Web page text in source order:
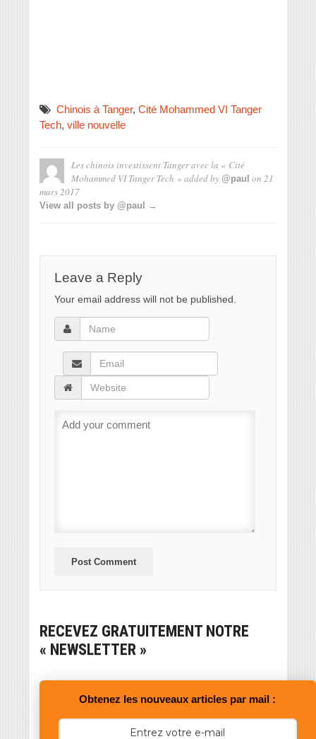
Chinois à Tanger, Cité Mohammed VI Tanger
Tech, ville nouvelle
Les chinois investissent Tanger avec la « Cité
Mohammed VI Tanger Tech » added by @paul on 21
mars 2017
View all posts by @paul →
Leave a Reply
Your email address will not be published.
RECEVEZ GRATUITEMENT NOTRE
« NEWSLETTER »
Obtenez les nouveaux articles par mail :